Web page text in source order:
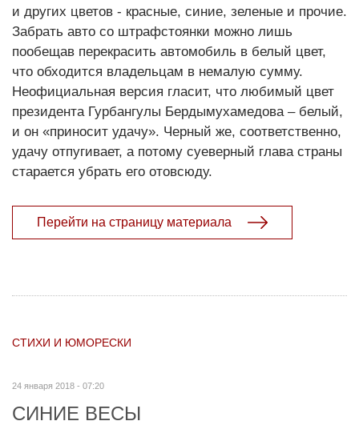
и других цветов - красные, синие, зеленые и прочие.
Забрать авто со штрафстоянки можно лишь
пообещав перекрасить автомобиль в белый цвет,
что обходится владельцам в немалую сумму.
Неофициальная версия гласит, что любимый цвет
президента Гурбангулы Бердымухамедова – белый,
и он «приносит удачу». Черный же, соответственно,
удачу отпугивает, а потому суеверный глава страны
старается убрать его отовсюду.
Перейти на страницу материала
СТИХИ И ЮМОРЕСКИ
24 января 2018 - 07:20
СИНИЕ ВЕСЫ